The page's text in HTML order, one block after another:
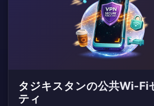
タジキスタンの公共Wi-Fi
ティ